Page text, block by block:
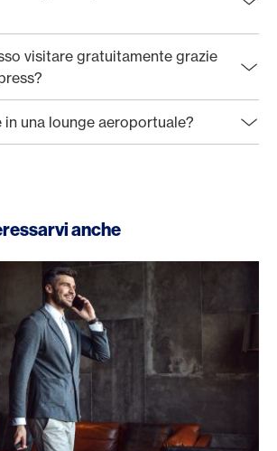
visitare gratuitamente grazie
una lounge aeroportuale?
anche